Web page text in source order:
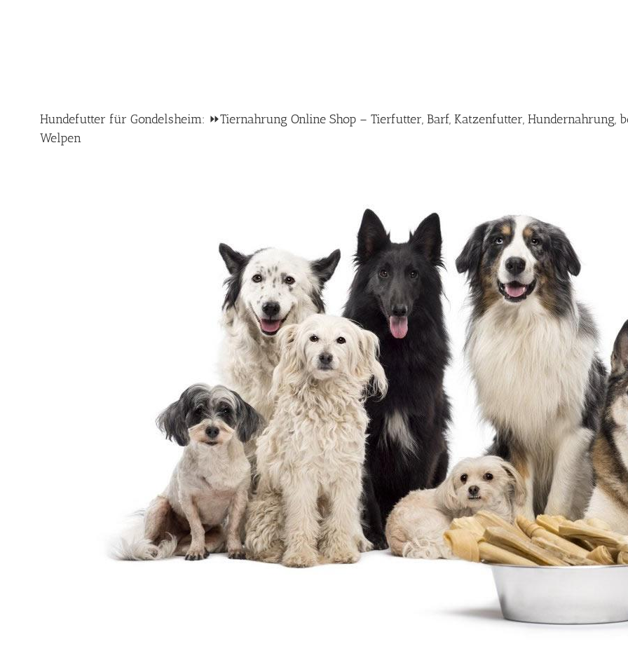
Hundefutter für Gondelsheim: ⏩Tiernahrung Online Shop – Tierfutter, Barf, Katzenfutter,
Welpen